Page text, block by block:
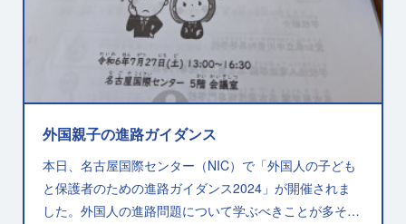
外国親子の進路ガイダンス
本日、名古屋国際センター（NIC）で「外国人の子ども
と保護者のための進路ガイダンス2024」が開催されま
した。外国人の進路問題について学ぶべきことが多そ…